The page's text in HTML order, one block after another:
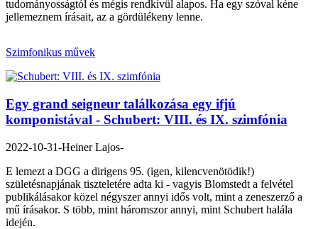
tudományosságtól és mégis rendkívül alapos. Ha egy szóval kéne
jellemeznem írásait, az a gördülékeny lenne.
Szimfonikus művek
Egy grand seigneur találkozása egy ifjú
komponistával - Schubert: VIII. és IX. szimfónia
2022-10-31-Heiner Lajos-
E lemezt a DGG a dirigens 95. (igen, kilencvenötödik!)
születésnapjának tiszteletére adta ki - vagyis Blomstedt a felvétel
publikálásakor közel négyszer annyi idős volt, mint a zeneszerző a
mű írásakor. S több, mint háromszor annyi, mint Schubert halála
idején.